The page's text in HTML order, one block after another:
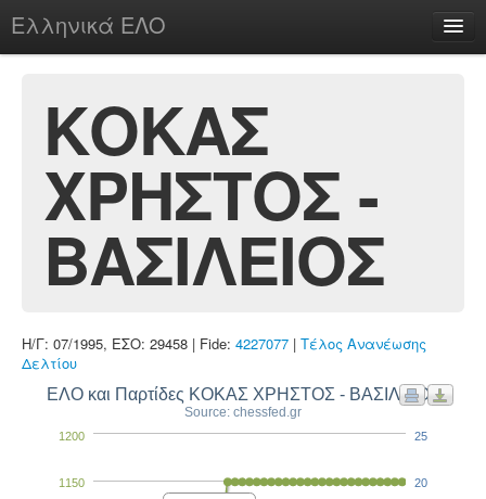
Ελληνικά ΕΛΟ
chesstu.be @ discord
Login
ΚΟΚΑΣ
ΧΡΗΣΤΟΣ -
ΒΑΣΙΛΕΙΟΣ
Η/Γ: 07/1995, ΕΣΟ: 29458 | Fide: 4227077 | Τέλος Ανανέωσης
Δελτίου
ΕΛΟ και Παρτίδες ΚΟΚΑΣ ΧΡΗΣΤΟΣ - ΒΑΣΙΛΕΙΟΣ
Source: chessfed.gr
1150
1200
20
25